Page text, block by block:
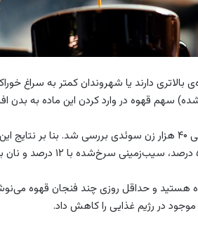
دارند یا شهروندان کمتر به سراغ
سهم قهوه در وارد کردن این ماده به بدن
به عنوان مثال، در یک پژوهش، عادات غذایی ۴۰ هزار زن سوئدی
هستید و حداقل روزی چند فنجان قهوه‌
موجود در رژیم غذایی را کاهش داد.